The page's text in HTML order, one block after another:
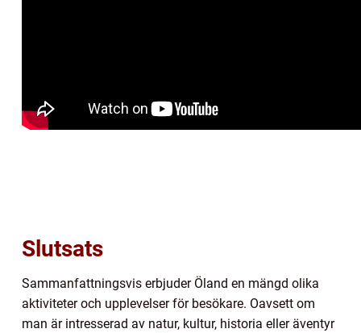
Slutsats
Sammanfattningsvis erbjuder Öland en mängd olika
aktiviteter och upplevelser för besökare. Oavsett om
man är intresserad av natur, kultur, historia eller äventyr